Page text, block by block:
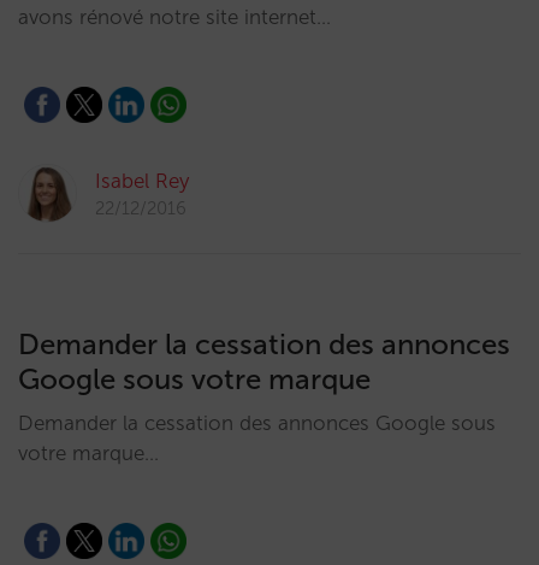
avons rénové notre site internet…
Isabel Rey
22/12/2016
Demander la cessation des annonces
Google sous votre marque
Demander la cessation des annonces Google sous
votre marque…